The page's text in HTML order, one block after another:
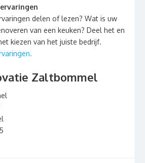
delen of lezen? Wat is uw
van een keuken? Deel het en
kiezen van het juiste bedrijf.
Zaltbommel